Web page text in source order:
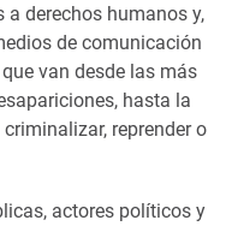
derechos humanos y,
de comunicación
van desde las más
hasta la
reprender o
actores políticos y